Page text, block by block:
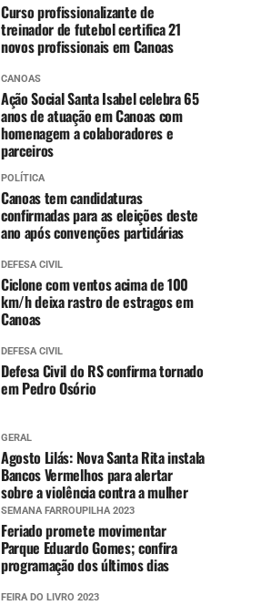
Curso profissionalizante de
treinador de futebol certifica 21
novos profissionais em Canoas
CANOAS
Ação Social Santa Isabel celebra 65
anos de atuação em Canoas com
homenagem a colaboradores e
parceiros
POLÍTICA
Canoas tem candidaturas
confirmadas para as eleições deste
ano após convenções partidárias
DEFESA CIVIL
Ciclone com ventos acima de 100
km/h deixa rastro de estragos em
Canoas
DEFESA CIVIL
Defesa Civil do RS confirma tornado
em Pedro Osório
GERAL
Agosto Lilás: Nova Santa Rita instala
Bancos Vermelhos para alertar
sobre a violência contra a mulher
SEMANA FARROUPILHA 2023
Feriado promete movimentar
Parque Eduardo Gomes; confira
programação dos últimos dias
FEIRA DO LIVRO 2023